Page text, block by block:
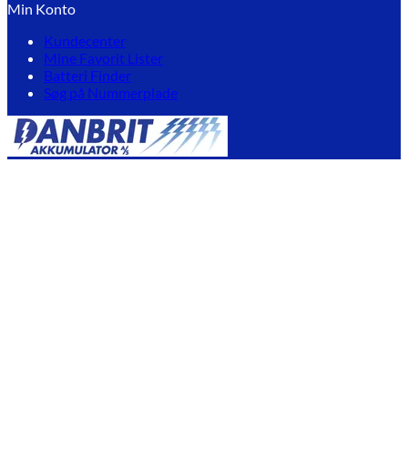
Min Konto
Kundecenter
Mine Favorit Lister
Batteri Finder
Søg på Nummerplade